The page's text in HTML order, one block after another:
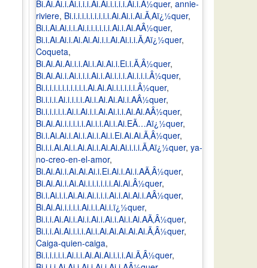
Bi.Ai.Ai.i.Ai.i.i.i.Ai.Ai.i.i.i.i.Ai.i.Â½quer, annie-
riviere, Bi.i.i.i.i.i.i.i.i.i.Ai.Ai.i.Ai.Ã‚Aï¿½quer,
Bi.i.Ai.Ai.i.i.Ai.i.i.i.i.i.i.Ai.i.Ai.AÂ½quer,
Bi.i.Ai.Ai.i.Ai.Ai.Ai.i.i.Ai.Ai.i.i.Ã‚Aï¿½quer,
Coqueta,
Bi.Ai.Ai.Ai.i.i.Ai.i.Ai.Ai.i.Ei.i.Ã‚Â½quer,
Bi.Ai.Ai.i.Ai.i.i.i.Ai.i.Ai.i.i.i.Ai.i.i.i.Â½quer,
Bi.i.i.i.i.i.i.i.i.i.i.Ai.Ai.Ai.i.i.i.i.i.Â½quer,
Bi.i.i.i.Ai.i.i.i.i.Ai.i.Ai.Ai.Ai.i.AÂ½quer,
Bi.i.i.i.i.i.Ai.i.Ai.i.i.Ai.Ai.i.i.Ai.Ai.AÂ½quer,
Bi.Ai.Ai.i.i.i.i.i.Ai.i.i.Ai.i.Ai.EÃ…Aï¿½quer,
Bi.i.Ai.Ai.i.Ai.i.Ai.i.Ai.i.Ei.Ai.Ai.Ã‚Â½quer,
Bi.i.i.Ai.Ai.i.Ai.Ai.i.Ai.Ai.Ai.i.i.i.Ã‚Aï¿½quer, ya-
no-creo-en-el-amor,
Bi.Ai.Ai.i.Ai.Ai.Ai.i.Ei.Ai.i.Ai.i.AÃ‚Â½quer,
Bi.Ai.Ai.i.Ai.Ai.i.i.i.i.i.i.Ai.Ai.Â½quer,
Bi.i.Ai.i.i.Ai.Ai.Ai.i.i.i.Ai.i.Ai.Ai.i.AÂ½quer,
Bi.Ai.Ai.i.i.i.i.Ai.i.i.Ai.i.ï¿½quer,
Bi.i.i.Ai.Ai.i.Ai.i.Ai.i.Ai.i.Ai.i.Ai.AÃ‚Â½quer,
Bi.i.i.Ai.Ai.i.i.i.Ai.i.Ai.Ai.Ai.Ai.Ai.Ã‚Â½quer,
Caiga-quien-caiga,
Bi.i.i.i.i.i.Ai.i.i.Ai.Ai.Ai.i.i.i.Ai.Ã‚Â½quer,